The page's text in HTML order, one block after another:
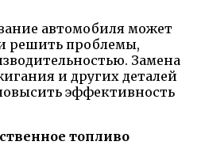
автомобиля может
решить проблемы,
Замена
и других деталей
эффективность
топливо